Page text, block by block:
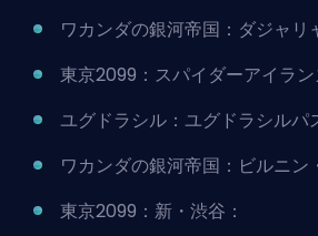
ワカンダの銀河帝国：ダジャリ
東京2099：スパイダーアイラ
ユグドラシル：ユグドラシルパ
ワカンダの銀河帝国：ビルニン
東京2099：新・渋谷：